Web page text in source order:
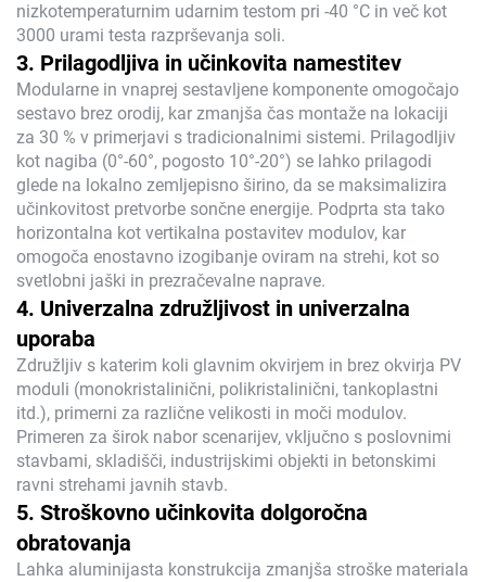
nizkotemperaturnim udarnim testom pri -40 °C in več kot
3000 urami testa razprševanja soli.
3. Prilagodljiva in učinkovita namestitev
Modularne in vnaprej sestavljene komponente omogočajo
sestavo brez orodij, kar zmanjša čas montaže na lokaciji
za 30 % v primerjavi s tradicionalnimi sistemi. Prilagodljiv
kot nagiba (0°-60°, pogosto 10°-20°) se lahko prilagodi
glede na lokalno zemljepisno širino, da se maksimalizira
učinkovitost pretvorbe sončne energije. Podprta sta tako
horizontalna kot vertikalna postavitev modulov, kar
omogoča enostavno izogibanje oviram na strehi, kot so
svetlobni jaški in prezračevalne naprave.
4. Univerzalna združljivost in univerzalna
uporaba
Združljiv s katerim koli glavnim okvirjem in brez okvirja PV
moduli (monokristalinični, polikristalinični, tankoplastni
itd.), primerni za različne velikosti in moči modulov.
Primeren za širok nabor scenarijev, vključno s poslovnimi
stavbami, skladišči, industrijskimi objekti in betonskimi
ravni strehami javnih stavb.
5. Stroškovno učinkovita dolgoročna
obratovanja
Lahka aluminijasta konstrukcija zmanjša stroške materiala